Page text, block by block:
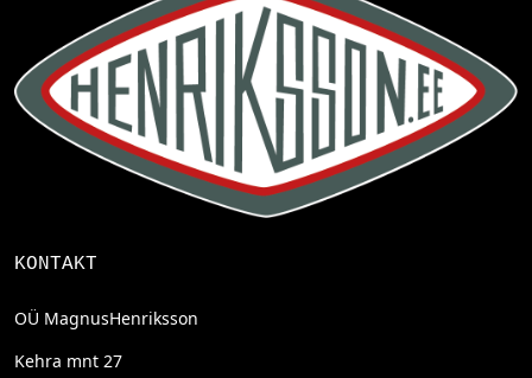
KONTAKT
OÜ MagnusHenriksson
Kehra mnt 27